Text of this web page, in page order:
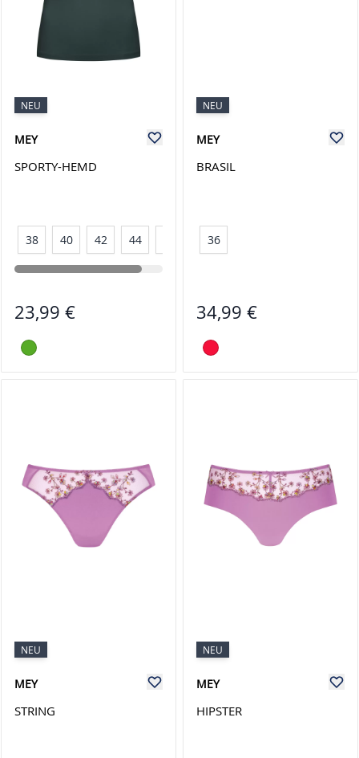
NEU
MEY
SPORTY-HEMD
38 40 42 44
23,99 €
NEU
MEY
BRASIL
36
34,99 €
NEU
MEY
STRING
NEU
MEY
HIPSTER